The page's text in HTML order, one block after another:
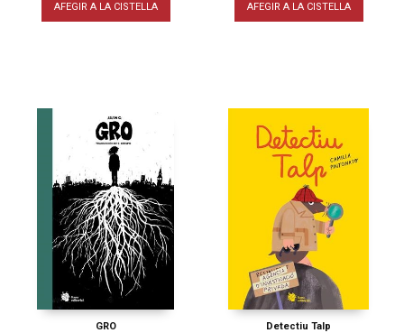
AFEGIR A LA CISTELLA AFEGIR A LA CISTELLA
GRO
Detectiu Talp